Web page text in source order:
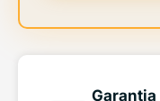
Garantia